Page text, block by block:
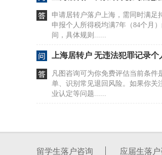
申请居转户落户上海，需同时满足
申报个人所得税均满7年（84个月
间，具体规则......
上海居转户 无违法犯罪记录
凡图咨询可为你免费评估当前条
单、识别常见退回风险。如果你关
业认定等问题......
上海社保补缴适用哪些人群？单位
条件之一的，......
留学生落户咨询 应届生落户